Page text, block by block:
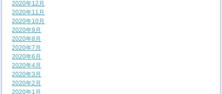
2020年12月
2020年11月
2020年10月
2020年9月
2020年8月
2020年7月
2020年6月
2020年4月
2020年3月
2020年2月
2020年1月